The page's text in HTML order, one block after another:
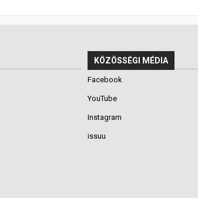
KÖZÖSSÉGI MÉDIA
Facebook
YouTube
Instagram
issuu